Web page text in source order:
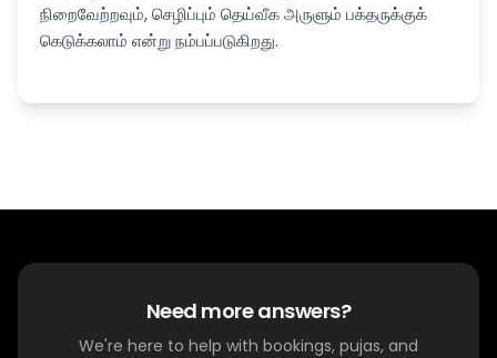
நிறைவேற்றவும், செழிப்பும் தெய்வீக அருளும் பக்தருக்குக்
கெடுக்கலாம் என்று நம்பப்படுகிறது.
Need more answers?
We're here to help with bookings, pujas, and